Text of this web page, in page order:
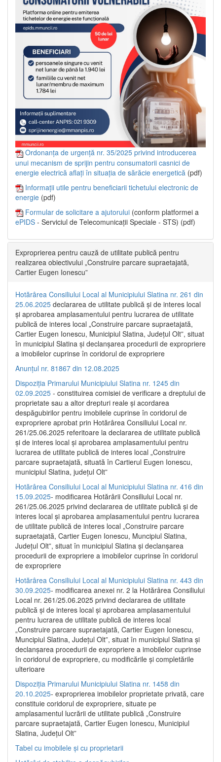
Ordonanța de urgență nr. 35/2025 privind introducerea
unui mecanism de sprijin pentru consumatorii casnici de
energie electrică aflați în situația de sărăcie energetică (pdf)
Informații utile pentru beneficiarii tichetului electronic de
energie (pdf)
Formular de solicitare a ajutorului (conform platformei a
ePIDS - Serviciul de Telecomunicații Speciale - STS) (pdf)
Exproprierea pentru cauză de utilitate publică pentru
realizarea obiectivului „Construire parcare supraetajată,
Cartier Eugen Ionescu”
Hotărârea Consiliului Local al Municipiului Slatina nr. 261 din
25.06.2025 declararea de utilitate publică și de interes local
și aprobarea amplasamentului pentru lucrarea de utilitate
publică de interes local „Construire parcare supraetajată,
Cartier Eugen Ionescu, Municipiul Slatina, Județul Olt”, situat
în municipiul Slatina și declanșarea procedurii de expropriere
a imobilelor cuprinse în coridorul de expropriere
Anunțul nr. 81867 din 12.08.2025
Dispoziția Primarului Municipiului Slatina nr. 1245 din
02.09.2025 - constituirea comisiei de verificare a dreptului de
proprietate sau a altor drepturi reale și acordarea
despăgubirilor pentru imobilele cuprinse în coridorul de
expropriere aprobat prin Hotărârea Consiliului Local nr.
261/25.06.2025 referitoare la declararea de utilitate publică
și de interes local și aprobarea amplasamentului pentru
lucrarea de utilitate publică de interes local „Construire
parcare supraetajată, situată în Cartierul Eugen Ionescu,
municipiul Slatina, județul Olt”
Hotărârea Consiliului Local al Municipiului Slatina nr. 416 din
15.09.2025- modificarea Hotărârii Consiliului Local nr.
261/25.06.2025 privind declararea de utilitate publică și de
interes local și aprobarea amplasamentului pentru lucrarea
de utilitate publică de interes local „Construire parcare
supraetajată, Cartier Eugen Ionescu, Muncipiul Slatina,
Județul Olt”, situat în municipiul Slatina și declanșarea
procedurii de expropriere a imobilelor cuprinse în coridorul
de expropriere
Hotărârea Consiliului Local al Municipiului Slatina nr. 443 din
30.09.2025- modificarea anexei nr. 2 la Hotărârea Consiliului
Local nr. 261/25.06.2025 privind declararea de utilitate
publică şi de interes local şi aprobarea amplasamentului
pentru lucrarea de utilitate publică de interes local
„Construire parcare supraetajată, Cartier Eugen Ionescu,
Muncipiul Slatina, Judeţul Olt”, situat în municipiul Slatina şi
declanşarea procedurii de expropriere a imobilelor cuprinse
în coridorul de expropriere, cu modificările şi completările
ulterioare
Dispoziția Primarului Municipiului Slatina nr. 1458 din
20.10.2025- exproprierea imobilelor proprietate privată, care
constituie coridorul de expropriere, situate pe
amplasamentul lucrării de utilitate publică „Construire
parcare supraetajată, Cartier Eugen Ionescu, Municipiul
Slatina, Județul Olt”
Tabel cu imobilele și cu proprietarii